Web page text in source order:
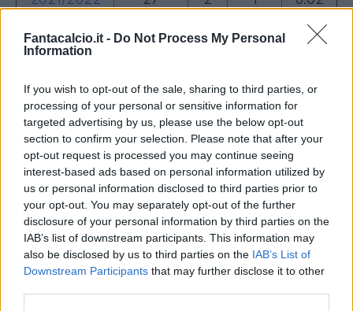
Fantacalcio.it - Do Not Process My Personal
Information
If you wish to opt-out of the sale, sharing to third parties, or
processing of your personal or sensitive information for
targeted advertising by us, please use the below opt-out
section to confirm your selection. Please note that after your
opt-out request is processed you may continue seeing
interest-based ads based on personal information utilized by
us or personal information disclosed to third parties prior to
your opt-out. You may separately opt-out of the further
disclosure of your personal information by third parties on the
IAB’s list of downstream participants. This information may
also be disclosed by us to third parties on the IAB’s List of
Downstream Participants that may further disclose it to other
5.88
E' chiaro che ci sono anche delle attenuanti
pesanti, comei pesanti infortuni con cui ha
dovuto fare i conti. Oltre a parecchi stop di
natura traumatica e muscolare, bendue rotture
di legamenti crociati.Una di queste gli ha fatto
completamente saltare la Serie A 2020/2021
che dunque non può essere inclusa per ovvi
motivi nella nostra analisi delle 4 stagioni e
mezza giocate nella Capitale. Ciò detto, Zaniolo